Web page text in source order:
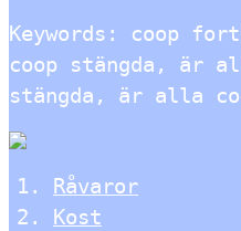
Keywords: coop
coop stängda, är
stängda, är alla
Råvaror
Kost